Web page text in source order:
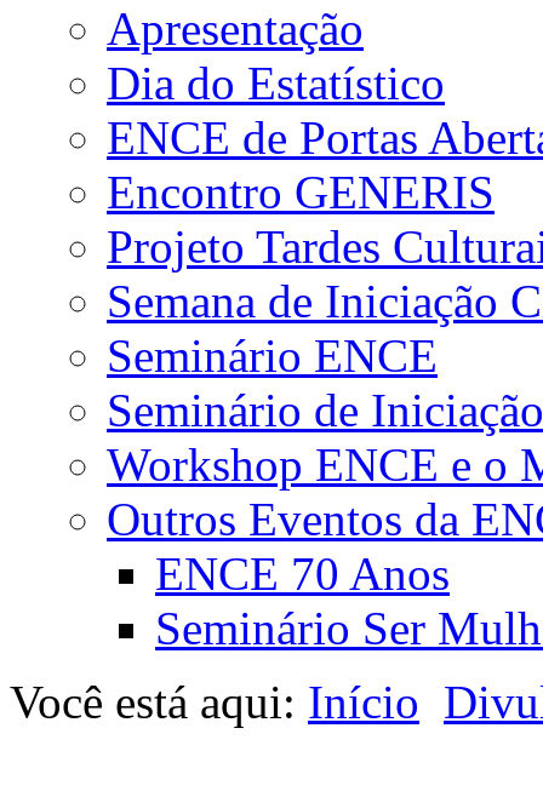
Apresentação
Dia do Estatístico
ENCE de Portas
Encontro GENERIS
Projeto Tardes
Semana de Iniciação
Seminário ENCE
Seminário de
Workshop ENCE e o
Outros Eventos da
ENCE 70 Anos
Seminário Ser
Você está aqui: Início